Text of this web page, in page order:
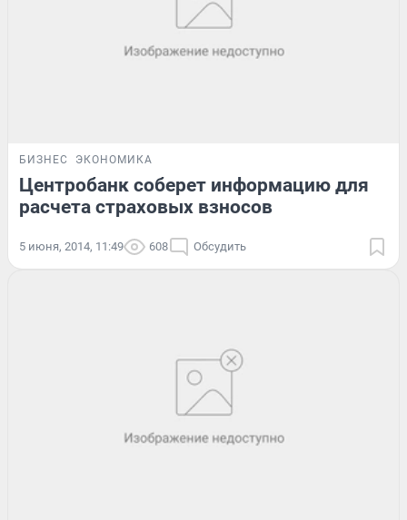
БИЗНЕС ЭКОНОМИКА
Центробанк соберет информацию для
расчета страховых взносов
5 июня, 2014, 11:49 608 Обсудить